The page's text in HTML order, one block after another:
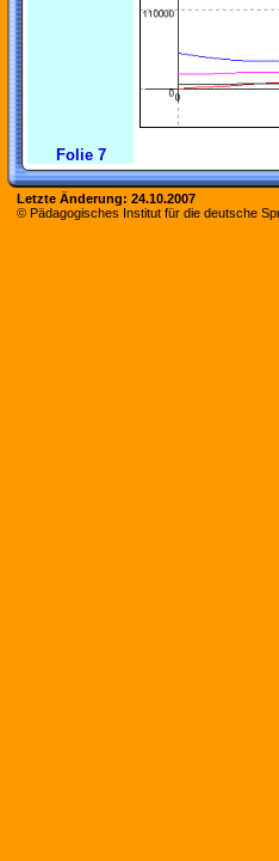
Folie 7
Letzte Änderung: 24.10.2007
© Pädagogisches Institut für die deutsche